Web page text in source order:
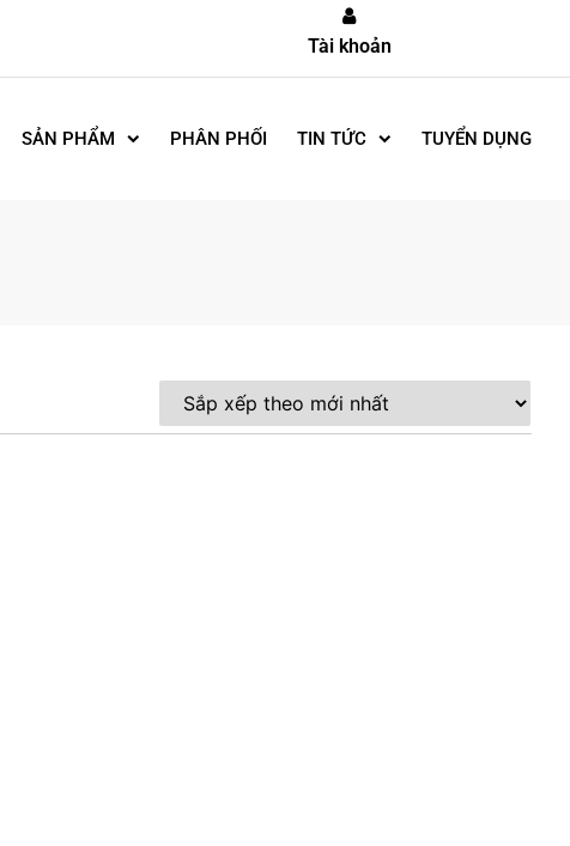
Tài khoản
SẢN PHẨM PHÂN PHỐI TIN TỨC TUYỂN DỤNG